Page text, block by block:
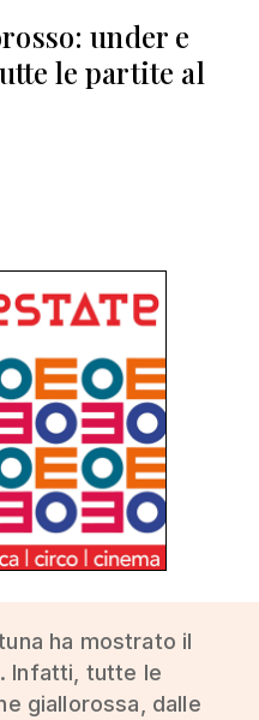
under e
le partite al
ha mostrato il
Infatti, tutte le
giallorossa, dalle